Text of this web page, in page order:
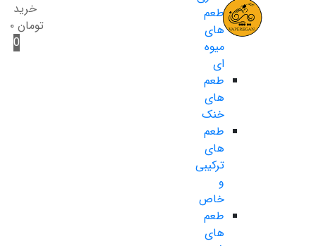
طعم
های
میوه
ای
طعم
های
خنک
طعم
های
ترکیبی
و
خاص
طعم
های
خرید
تومان ۰
0